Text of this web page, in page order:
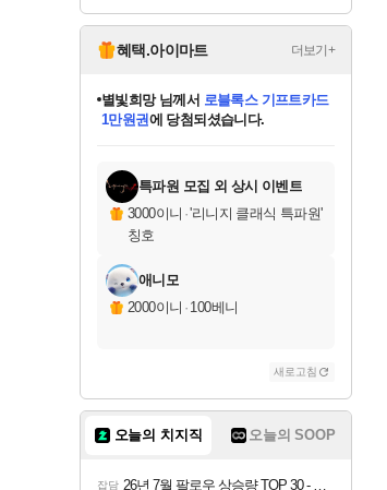
혜택.아이마트 더보기+
교환.
당첨되셨습니다.
당첨되셨습니다.
당첨되셨습니다.
별빛희망님께서 로블록스 기프트카드
1만원권에 당첨되셨습니다.
당첨되셨습니다.
당첨되셨습니다.
당첨되셨습니다.
당첨되셨습니다.
에디션 (스팀코드)를 교환.
당첨되셨습니다.
특파원 모집 외 상시 이벤트
3000이니 ·'리니지 클래식 특파원'
칭호
애니모
2000이니 · 100베니
새로고침
오늘의 치지직 오늘의 SOOP
잡담 26년 7월 팔로우 상승량 TOP 30 - 월간 치지직